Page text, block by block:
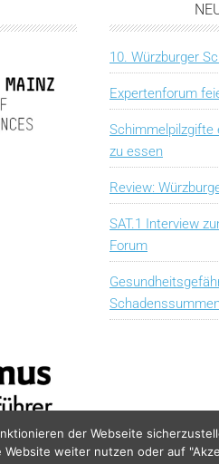
10. Würzburger
Expertenforum
zu essen
Review:
SAT.1 Interview
Forum
der Webseite
Website weiter nutzen oder auf